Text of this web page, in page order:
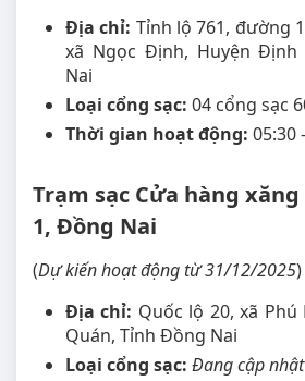
Địa chỉ: Tỉnh lộ 761, đường
xã Ngọc Định, Huyện
Nai
Loại cổng sạc: 04 cổng sạc
Thời gian hoạt động: 05:30
Trạm sạc Cửa hàng xăng
1, Đồng Nai
(Dự kiến hoạt động từ 31/12/2025)
Địa chỉ: Quốc lộ 20, xã
Quán, Tỉnh Đồng Nai
Loại cổng sạc: Đang cập nhật